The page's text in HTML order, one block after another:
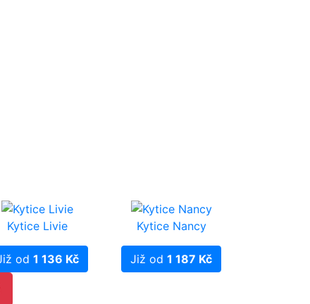
Kytice Livie
od 1 136 Kč
Kytice Nancy
Již od 1 187 Kč